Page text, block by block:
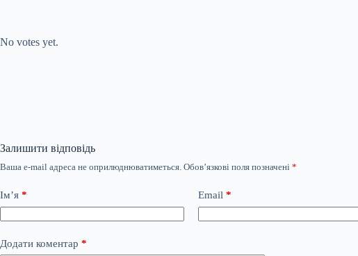
No votes yet.
Залишити відповідь
Ваша e-mail адреса не оприлюднюватиметься. Обов’язкові поля позначені *
Ім’я * Email *
Додати коментар *